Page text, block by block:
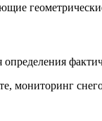
мониторинг